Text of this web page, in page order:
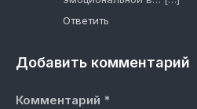
Ответить
Добавить комментарий
Комментарий *